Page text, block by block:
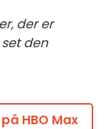
der er
den
HBO Max